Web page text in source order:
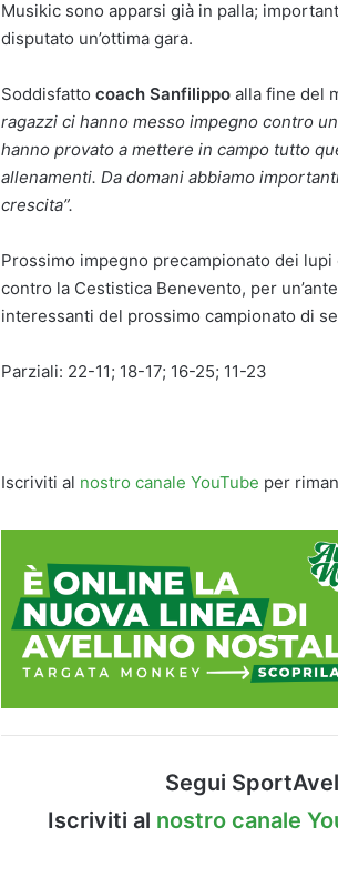
Musikic sono apparsi già in palla;
disputato un’ottima gara.
Soddisfatto coach Sanfilippo alla fine del
ragazzi ci hanno messo impegno contro
hanno provato a mettere in campo tutto
allenamenti. Da domani abbiamo
crescita”.
Prossimo impegno precampionato dei
contro la Cestistica Benevento, per
interessanti del prossimo campionato di
Parziali: 22-11; 18-17; 16-25; 11-23
Iscriviti al nostro canale YouTube per
Segui
Iscriviti al nostro canale